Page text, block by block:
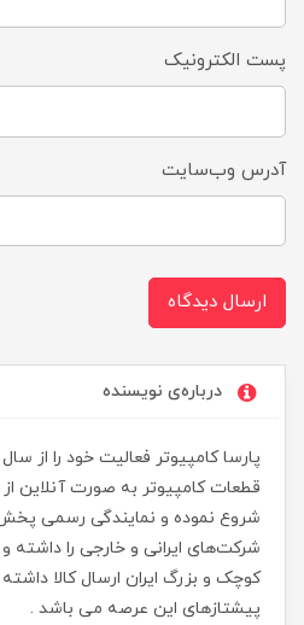
پست الکترونیک
آدرس وب‌سایت
ارسال دیدگاه
درباره‌ی نویسنده
شروع نموده و نمایندگی رسمی
شرکت‌های ایرانی و خارجی را داشته
کوچک و بزرگ ایران ارسال کالا
پیشتازهای این عرصه می باشد .